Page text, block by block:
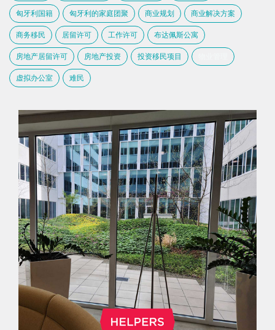
匈牙利国籍 匈牙利的家庭团聚 商业规划 商业解决方案
商务移民 居留许可 工作许可 布达佩斯公寓
房地产居留许可 房地产投资 投资移民项目
虚拟办公室 难民